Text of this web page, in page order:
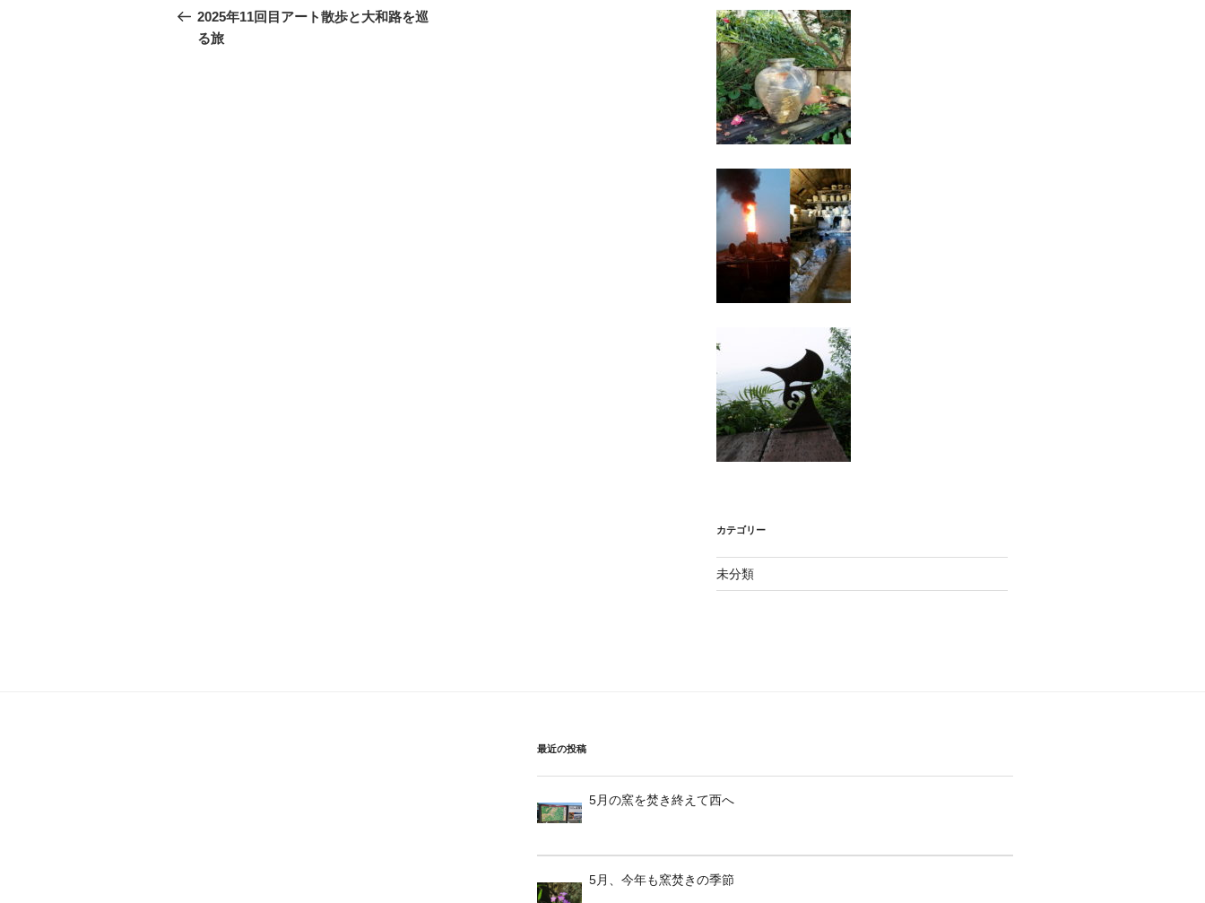
稿
ナ
の
投
2025年11回目アート散歩と大和路を巡
る旅
カテゴリー
未分類
最近の投稿
5月の窯を焚き終えて西へ
5月、今年も窯焚きの季節